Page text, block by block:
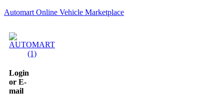
Automart Online Vehicle Marketplace
Login
or E-
mail